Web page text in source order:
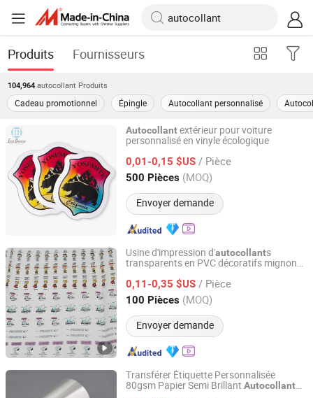
Produits Fournisseurs
104,964 autocollant Produits
Cadeau promotionnel Épingle Autocollant personnalisé
Autocollantextérieur pour voiture
personnalisé en vinyle écologique
0,01-0,15 $US / Pièce
500 Pièces (MOQ)
Envoyer demande
Ningbo Yinzhou Guda Imp. & Exp. Co., Ltd.
Zhejiang, China Depuis 2016
Usine d'impression d'autocollants
transparents en PVC décoratifs mignons
Chine
0,11-0,35 $US / Pièce
100 Pièces (MOQ)
Envoyer demande
Jiangsu Itech Packaging Printing Co., Ltd.
Jiangsu, China Depuis 2026
Transférer Étiquette Personnalisée
80gsm Papier Semi Brillant Autocollant
Shanghai Rightint Industrial (Group) Co., Ltd.